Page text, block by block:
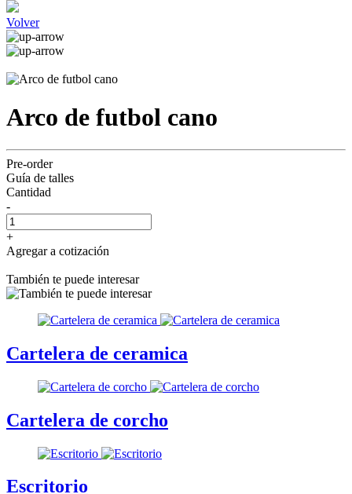
Volver
Arco de futbol cano
Pre-order
Guía de talles
Cantidad
-
+
Agregar a cotización
También te puede interesar
Cartelera de ceramica
Cartelera de corcho
Escritorio